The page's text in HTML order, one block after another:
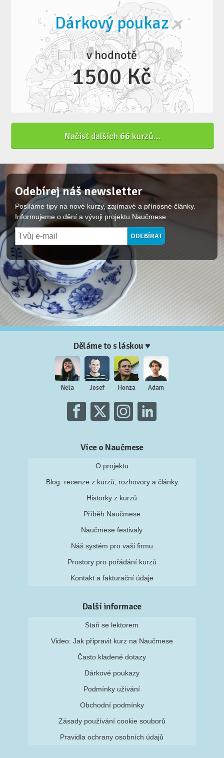
Dárkový poukaz
v hodnotě
1500 Kč
Načíst dalších 66kurzů...
Odebírej náš newsletter
Posíláme tipy na nové kurzy, zajímavé a přínosné články.
Informujeme o dění a vývoji projektu Naučmese.
Děláme to s láskou ♥
Nela Josef Honza Adam
Více o Naučmese
O projektu
Blog: recenze z kurzů, rozhovory a články
Historky z kurzů
Příběh Naučmese
Naučmese festivaly
Náš systém pro vaši firmu
Prostory pro pořádání kurzů
Kontakt a fakturační údaje
Další informace
Staň se lektorem
Video: Jak připravit kurz na Naučmese
Často kladené dotazy
Dárkové poukazy
Podmínky užívání
Obchodní podmínky
Zásady používání cookie souborů
Pravidla ochrany osobních údajů